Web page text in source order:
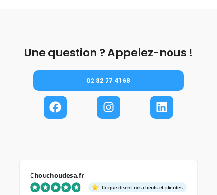
Une question ? Appelez-nous !
02 32 77 41 68
Chouchoudesa.fr
Ce que disent nos clients et clientes